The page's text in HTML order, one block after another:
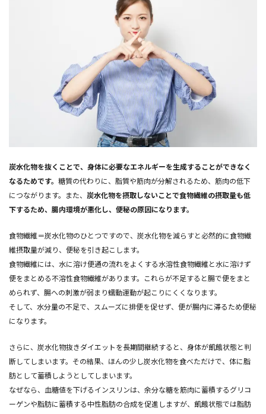
炭水化物を抜くことで、身体に必要なエネルギーを生成することができなく
なるためです。 糖質の代わりに、脂質や筋肉が分解されるため、筋肉の低下
につながります。また、 炭水化物を摂取しないことで食物繊維の摂取量も低
下するため、腸内環境が悪化し、便秘の原因になります。
食物繊維＝炭水化物のひとつですので、炭水化物を減らすと必然的に食物繊
維摂取量が減り、便秘を引き起こします。
食物繊維には、水に溶け便通の流れをよくする水溶性食物繊維と水に溶けず
便をまとめる不溶性食物繊維があります。これらが不足すると腸で便をまと
められず、腸への刺激が弱まり蠕動運動が起こりにくくなります。
そして、水分量の不足で、スムーズに排便を促せず、便が腸内に滞るため便秘
になります。
さらに、炭水化物抜きダイエットを長期間継続すると、身体が飢餓状態と判
断してしまいます。その結果、ほんの少し炭水化物を食べただけで、体に脂
肪として蓄積しようとしてしまいます。
なぜなら、血糖値を下げるインスリンは、余分な糖を筋肉に蓄積するグリコ
ーゲンや脂肪に蓄積する中性脂肪の合成を促進しますが、飢餓状態では脂肪